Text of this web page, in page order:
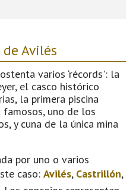
de Avilés
varios ‘récords': la
el casco histórico
la primera piscina
uno de los
y cuna de la única mina
por uno o varios
caso: Avilés, Castrillón,